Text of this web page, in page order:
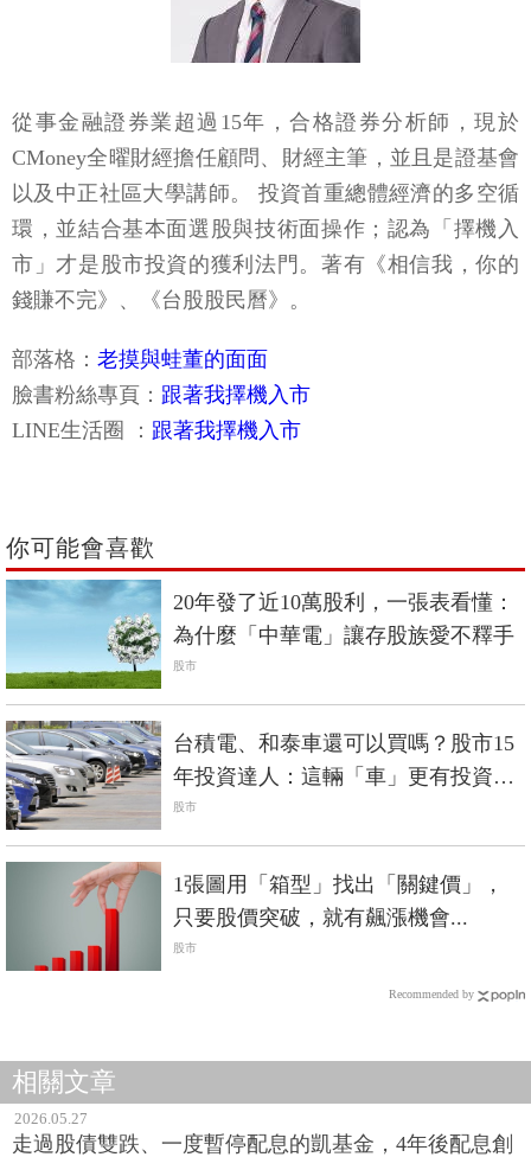
從事金融證券業超過15年，合格證券分析師，現於
CMoney全曜財經擔任顧問、財經主筆，並且是證基會
以及中正社區大學講師。 投資首重總體經濟的多空循
環，並結合基本面選股與技術面操作；認為「擇機入
市」才是股市投資的獲利法門。著有《相信我，你的
錢賺不完》、《台股股民曆》。
部落格： 老摸與蛙董的面面
臉書粉絲專頁： 跟著我擇機入市
LINE生活圈 ： 跟著我擇機入市
你可能會喜歡
20年發了近10萬股利，一張表看懂：
為什麼「中華電」讓存股族愛不釋手
股市
台積電、和泰車還可以買嗎？股市15
年投資達人：這輛「車」更有投資價
值！
股市
1張圖用「箱型」找出「關鍵價」，
只要股價突破，就有飆漲機會...
股市
Recommended by
相關文章
2026.05.27
走過股債雙跌、一度暫停配息的凱基金，4年後配息創